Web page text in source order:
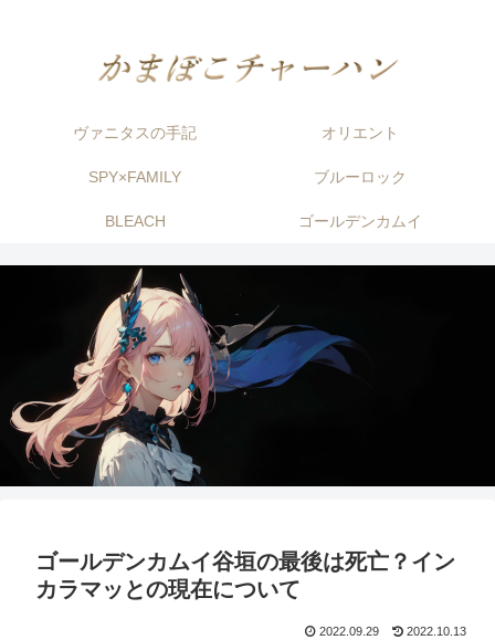
ヴァニタスの手記 オリエント
SPY×FAMILY ブルーロック
BLEACH ゴールデンカムイ
ゴールデンカムイ谷垣の最後は死亡？イン
カラマッとの現在について
2022.09.29 2022.10.13